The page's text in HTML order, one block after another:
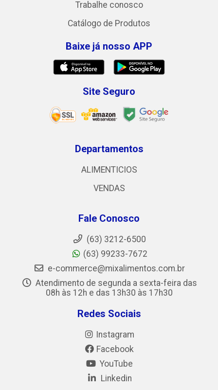
Trabalhe conosco
Catálogo de Produtos
Baixe já nosso APP
Site Seguro
Departamentos
ALIMENTICIOS
VENDAS
Fale Conosco
(63) 3212-6500
(63) 99233-7672
e-commerce@mixalimentos.com.br
Atendimento de segunda a sexta-feira das
08h às 12h e das 13h30 às 17h30
Redes Sociais
Instagram
Facebook
YouTube
Linkedin